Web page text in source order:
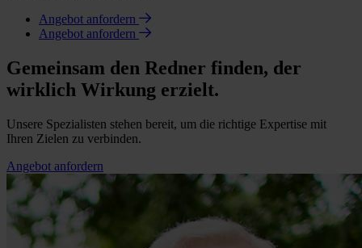
Angebot anfordern
Angebot anfordern
Gemeinsam den Redner finden, der
wirklich Wirkung erzielt.
Unsere Spezialisten stehen bereit, um die richtige Expertise mit
Ihren Zielen zu verbinden.
Angebot anfordern